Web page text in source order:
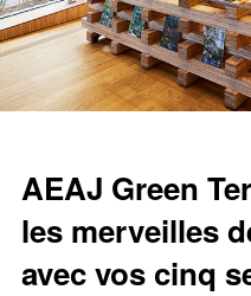
AEAJ Green
les merveilles
avec vos cinq